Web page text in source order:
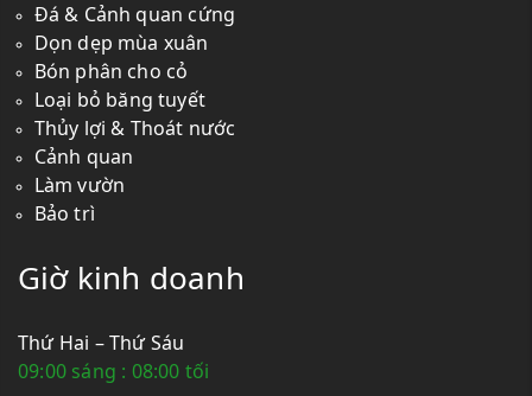
Đá & Cảnh quan cứng
Dọn dẹp mùa xuân
Bón phân cho cỏ
Loại bỏ băng tuyết
Thủy lợi & Thoát nước
Cảnh quan
Làm vườn
Bảo trì
Giờ kinh doanh
Thứ Hai – Thứ Sáu
09:00 sáng : 08:00 tối